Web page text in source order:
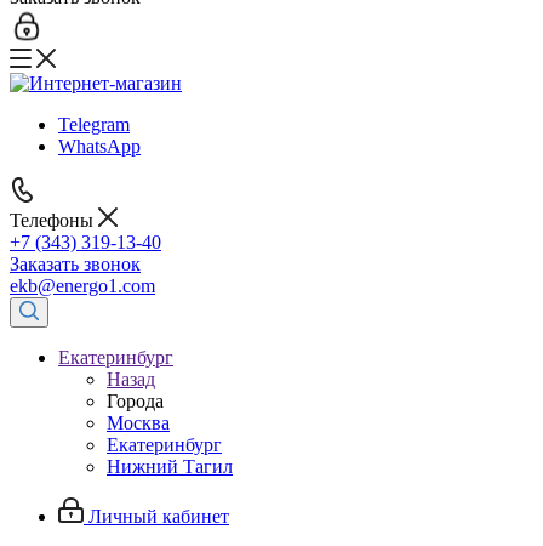
Telegram
WhatsApp
Телефоны
+7 (343) 319-13-40
Заказать звонок
ekb@energo1.com
Екатеринбург
Назад
Города
Москва
Екатеринбург
Нижний Тагил
Личный кабинет